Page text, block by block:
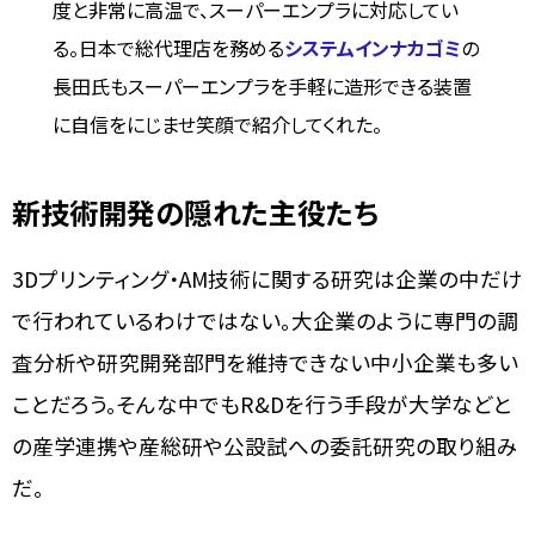
度と非常に高温で、スーパーエンプラに対応してい
る。日本で総代理店を務めるシステムインナカゴミの
長田氏もスーパーエンプラを手軽に造形できる装置
に自信をにじませ笑顔で紹介してくれた。
新技術開発の隠れた主役たち
3Dプリンティング・AM技術に関する研究は企業の中だけ
で行われているわけではない。大企業のように専門の調
査分析や研究開発部門を維持できない中小企業も多い
ことだろう。そんな中でもR&Dを行う手段が大学などと
の産学連携や産総研や公設試への委託研究の取り組み
だ。